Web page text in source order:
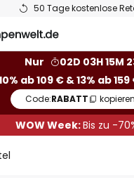
50 Tage kostenlose
Nur
02D 03H 15M
ab 109 € & 13% ab 159
Code:RABATT kopieren
WOW Week:Bis zu -